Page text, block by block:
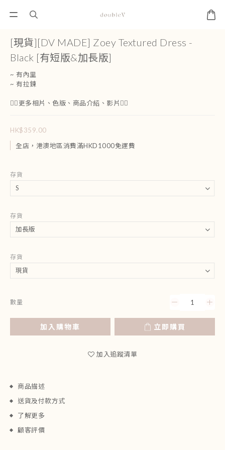
[現貨][DV MADE] Zoey Textured Dress -
Black [有短版&加長版]
~ 有內里
~ 有拉鍊
👇🏻更多相片、色版、商品介紹、影片👇🏻
HK$359.00
全店，港澳地區消費滿HKD1000免運費
存貨
存貨
存貨
數量
加入購物車 立即購買
加入追蹤清單
商品描述
送貨及付款方式
了解更多
顧客評價